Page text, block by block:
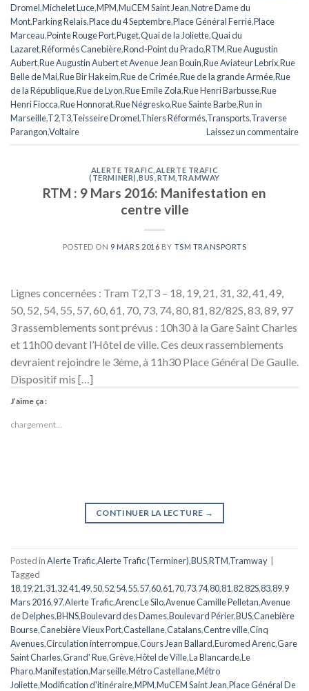
Dromel,Michelet Luce,MPM,MuCEM Saint Jean,Notre Dame du
Mont,Parking Relais,Place du 4 Septembre,Place Général Ferrié,Place
Marceau,Pointe Rouge Port,Puget,Quai de la Joliette,Quai du
Lazaret,Réformés Canebière,Rond-Point du Prado,RTM,Rue Augustin
Aubert,Rue Augustin Aubert et Avenue Jean Bouin,Rue Aviateur Lebrix,Rue
Belle de Mai,Rue Bir Hakeim,Rue de Crimée,Rue de la grande Armée,Rue
de la République,Rue de Lyon,Rue Emile Zola,Rue Henri Barbusse,Rue
Henri Fiocca,Rue Honnorat,Rue Négresko,Rue Sainte Barbe,Run in
Marseille,T2,T3,Teisseire Dromel,Thiers Réformés,Transports,Traverse
Parangon,Voltaire Laissez un commentaire
ALERTE TRAFIC ALERTE TRAFIC
(TERMINER) ,BUS RTM TRAMWAY
RTM : 9 Mars 2016: Manifestation en
centre ville
POSTED ON 9 MARS 2016 BY TSM TRANSPORTS
Lignes concernées : Tram T2,T3 – 18, 19, 21, 31, 32, 41, 49,
50, 52, 54, 55, 57, 60, 61, 70, 73, 74, 80, 81, 82/82S, 83, 89, 97
3 rassemblements sont prévus : 10h30 à la Gare Saint Charles
et 11h00 devant l’Hôtel de ville. Ces deux rassemblements
devraient rejoindre le 3ème, à 11h30 Place Général De Gaulle.
Dispositif mis […]
J’aime ça :
chargement…
CONTINUER LA LECTURE →
Posted inAlerte Trafic,Alerte Trafic (Terminer),BUS,RTM,Tramway
Tagged
18,19,21,31,32,41,49,50,52,54,55,57,60,61,70,73,74,80,81,82,82S,83,89,9
Mars 2016,97,Alerte Trafic,Arenc Le Silo,Avenue Camille Pelletan,Avenue
de Delphes,BHNS,Boulevard des Dames,Boulevard Périer,BUS,Canebière
Bourse,Canebière Vieux Port,Castellane,Catalans,Centre ville,Cinq
Avenues,Circulation interrompue,Cours Jean Ballard,Euromed Arenc,Gare
Saint Charles,Grand' Rue,Grève,Hôtel de Ville,La Blancarde,Le
Pharo,Manifestation,Marseille,Métro Castellane,Métro
Joliette,Modification d'itinéraire,MPM,MuCEM Saint Jean,Place Général De